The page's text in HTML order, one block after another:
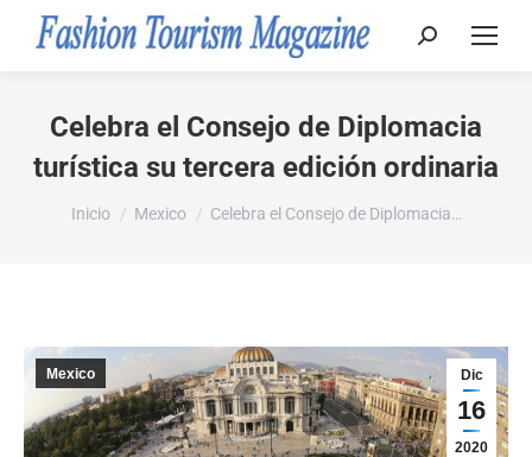
Buscar:
Celebra el Consejo de Diplomacia
turística su tercera edición ordinaria
Estás aquí:
Inicio Mexico Celebra el Consejo de Diplomacia…
Dic
16
2020
Mexico